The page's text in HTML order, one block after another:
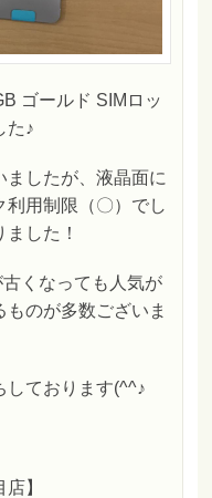
ゴールド SIMロッ
た♪
したが、液晶面に
利用制限（〇）でし
した！
くなっても人気が
のが多数ございま
しております(^^♪
】